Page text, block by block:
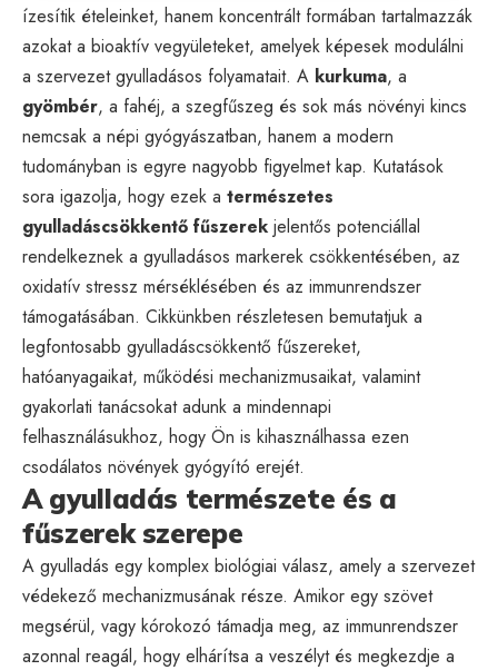
ízesítik ételeinket, hanem koncentrált formában tartalmazzák
azokat a bioaktív vegyületeket, amelyek képesek modulálni
a szervezet gyulladásos folyamatait. A kurkuma, a
gyömbér, a fahéj, a szegfűszeg és sok más növényi kincs
nemcsak a népi gyógyászatban, hanem a modern
tudományban is egyre nagyobb figyelmet kap. Kutatások
sora igazolja, hogy ezek a természetes
gyulladáscsökkentő fűszerek jelentős potenciállal
rendelkeznek a gyulladásos markerek csökkentésében, az
oxidatív stressz mérséklésében és az immunrendszer
támogatásában. Cikkünkben részletesen bemutatjuk a
legfontosabb gyulladáscsökkentő fűszereket,
hatóanyagaikat, működési mechanizmusaikat, valamint
gyakorlati tanácsokat adunk a mindennapi
felhasználásukhoz, hogy Ön is kihasználhassa ezen
csodálatos növények gyógyító erejét.
A gyulladás természete és a
fűszerek szerepe
A gyulladás egy komplex biológiai válasz, amely a szervezet
védekező mechanizmusának része. Amikor egy szövet
megsérül, vagy kórokozó támadja meg, az immunrendszer
azonnal reagál, hogy elhárítsa a veszélyt és megkezdje a